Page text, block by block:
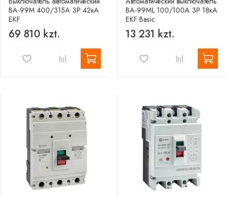
ВА-99М 400/315А 3P 42кА
EKF
69 810 kzt.
ВА-99МL 100/100А 3P 18кА
EKF Basic
13 231 kzt.